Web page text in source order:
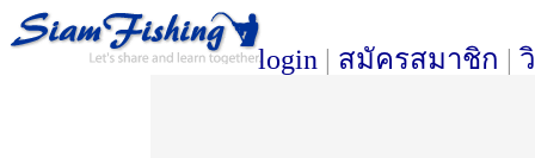
login | สมัครสมาชิก |